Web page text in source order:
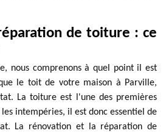
de toiture : ce
nous comprenons à quel point il est
le toit de votre maison à Parville,
La toiture est l'une des premières
les intempéries, il est donc essentiel de
La rénovation et la réparation de